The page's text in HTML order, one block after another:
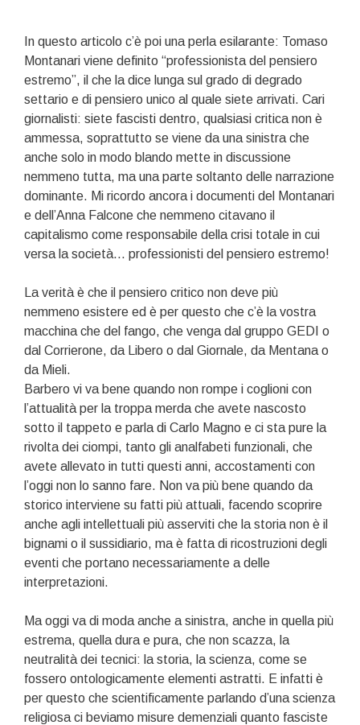
In questo articolo c’è poi una perla esilarante: Tomaso
Montanari viene definito “professionista del pensiero
estremo”, il che la dice lunga sul grado di degrado
settario e di pensiero unico al quale siete arrivati. Cari
giornalisti: siete fascisti dentro, qualsiasi critica non è
ammessa, soprattutto se viene da una sinistra che
anche solo in modo blando mette in discussione
nemmeno tutta, ma una parte soltanto delle narrazione
dominante. Mi ricordo ancora i documenti del Montanari
e dell’Anna Falcone che nemmeno citavano il
capitalismo come responsabile della crisi totale in cui
versa la società… professionisti del pensiero estremo!
La verità è che il pensiero critico non deve più
nemmeno esistere ed è per questo che c’è la vostra
macchina che del fango, che venga dal gruppo GEDI o
dal Corrierone, da Libero o dal Giornale, da Mentana o
da Mieli.
Barbero vi va bene quando non rompe i coglioni con
l’attualità per la troppa merda che avete nascosto
sotto il tappeto e parla di Carlo Magno e ci sta pure la
rivolta dei ciompi, tanto gli analfabeti funzionali, che
avete allevato in tutti questi anni, accostamenti con
l’oggi non lo sanno fare. Non va più bene quando da
storico interviene su fatti più attuali, facendo scoprire
anche agli intellettuali più asserviti che la storia non è il
bignami o il sussidiario, ma è fatta di ricostruzioni degli
eventi che portano necessariamente a delle
interpretazioni.
Ma oggi va di moda anche a sinistra, anche in quella più
estrema, quella dura e pura, che non scazza, la
neutralità dei tecnici: la storia, la scienza, come se
fossero ontologicamente elementi astratti. E infatti è
per questo che scientificamente parlando d’una scienza
religiosa ci beviamo misure demenziali quanto fasciste